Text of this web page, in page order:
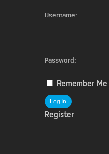
Username:
Password:
Remember Me
Log In
Register